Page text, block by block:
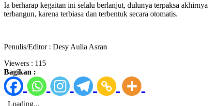
Ia berharap kegaitan ini selalu berlanjut, dulunya terpaksa akhirnya
terbangun, karena terbiasa dan terbentuk secara otomatis.
Penulis/Editor : Desy Aulia Asran
Viewers : 115
Bagikan :